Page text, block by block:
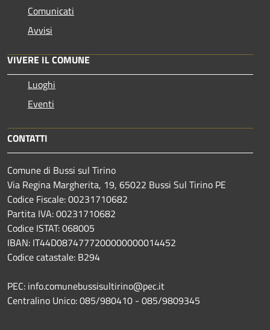
Comunicati
Avvisi
VIVERE IL COMUNE
Luoghi
Eventi
CONTATTI
Comune di Bussi sul Tirino
Via Regina Margherita, 19, 65022 Bussi Sul Tirino PE
Codice Fiscale: 00231710682
Partita IVA: 00231710682
Codice ISTAT: 068005
IBAN: IT44D0874777200000000014452
Codice catastale: B294
PEC: info.comunebussisultirino@pec.it
Centralino Unico: 085/980410 - 085/9809345